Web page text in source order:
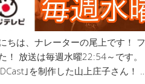
ちは、ナレーターの尾上です！
！ 放送は毎週水曜22:54～です
｣を制作した山上庄子さん！ …